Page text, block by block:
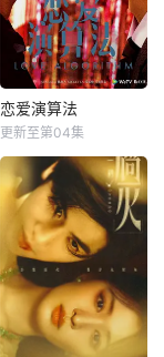
恋爱演算法
更新至第04集